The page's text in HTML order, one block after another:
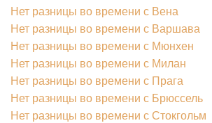
Нет разницы во времени с Вена
Нет разницы во времени с Варшава
Нет разницы во времени с Мюнхен
Нет разницы во времени с Милан
Нет разницы во времени с Прага
Нет разницы во времени с Брюссель
Нет разницы во времени с Стокгольм